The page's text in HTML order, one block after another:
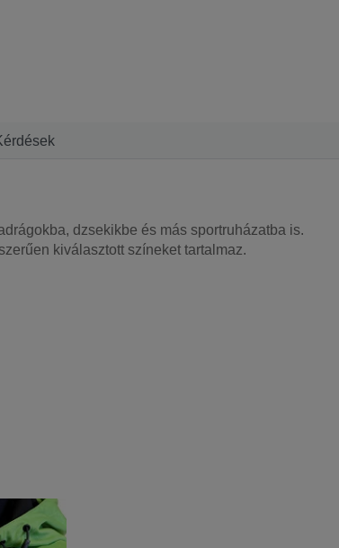
dzsekikbe és más sportruházatba is.
kiválasztott színeket tartalmaz.